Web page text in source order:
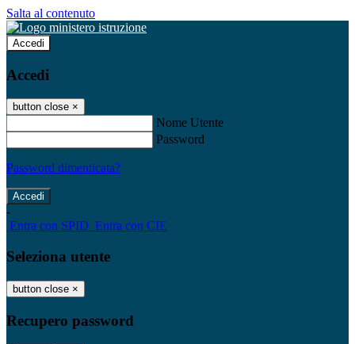
Salta al contenuto
Accedi
Accedi
button close ×
Nome Utente
Password
Password dimenticata?
-
Entra con SPID Entra con CIE
Seleziona utente
button close ×
Recupero password